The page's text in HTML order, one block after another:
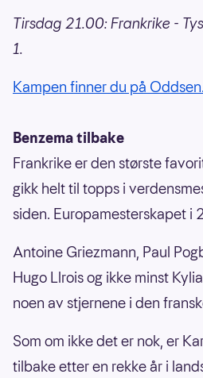
Tirsdag 21.00: Frankrike -
1.
Kampen finner du på Oddsen.
Benzema tilbake
Frankrike er den største
gikk helt til topps i
siden. Europamesterskapet i
Antoine Griezmann, Paul
Hugo Llrois og ikke minst
noen av stjernene i den
Som om ikke det er nok, er
tilbake etter en rekke år i